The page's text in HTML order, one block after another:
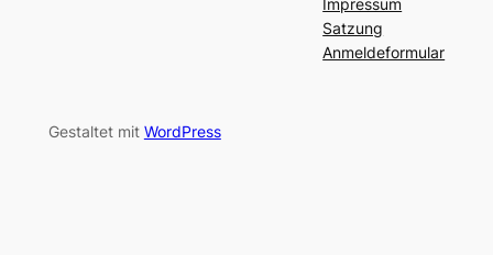
Impressum
Satzung
Anmeldeformular
Gestaltet mit WordPress